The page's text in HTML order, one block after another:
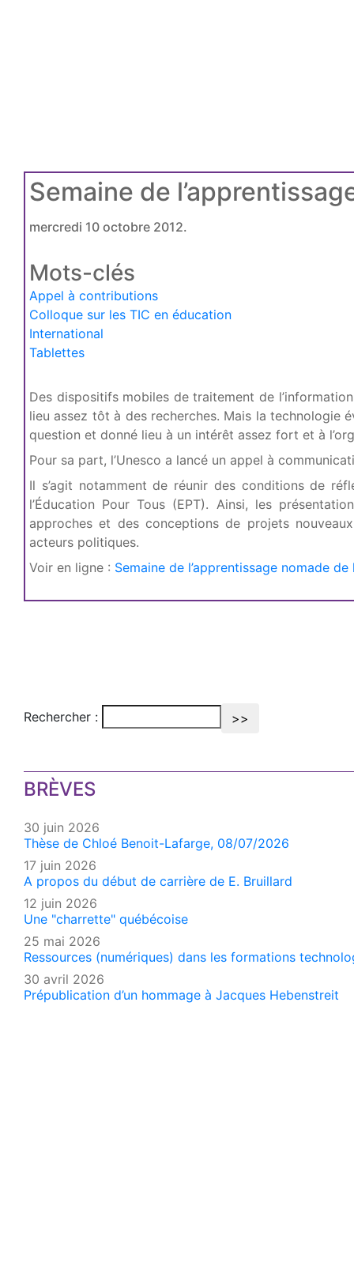
Semaine de
mercredi 10 octobre 2012.
Mots-clés
Appel à contributions
Colloque sur les TIC en éducation
International
Tablettes
Des dispositifs mobiles de traitement de
lieu assez tôt à des recherches. Mais la technologie
question et donné lieu à un intérêt assez fort et à
Pour sa part, l’Unesco a lancé un appel à
Il s’agit notamment de réunir des conditions de
l’Éducation Pour Tous (EPT). Ainsi, les
approches et des conceptions de projets
acteurs politiques.
Voir en ligne : Semaine de l’apprentissage nomade de
Rechercher :
BRÈVES
30 juin 2026
Thèse de Chloé Benoit-Lafarge, 08/07/2026
17 juin 2026
A propos du début de carrière de E. Bruillard
12 juin 2026
Une "charrette" québécoise
25 mai 2026
Ressources (numériques) dans les formations
30 avril 2026
Prépublication d’un hommage à Jacques Hebenstreit